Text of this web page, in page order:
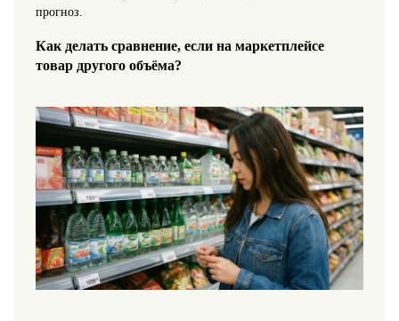
прогноз.
Как делать сравнение, если на маркетплейсе
товар другого объёма?